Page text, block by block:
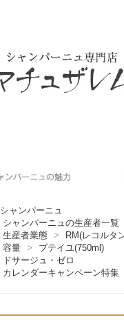
シャンパーニュ
シャンパーニュの生産者一覧
生産者業態 >
RM(レコルタ
容量 >
ブテイユ(750ml)
ドサージュ・ゼロ
カレンダーキャンペーン特集